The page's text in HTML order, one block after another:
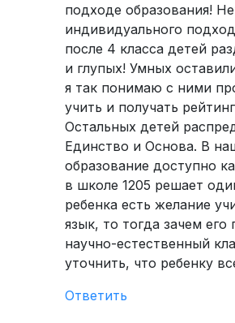
подходе образования!
индивидуального
после 4 класса детей
и глупых! Умных
я так понимаю с ними
учить и получать
Остальных детей
Единство и Основа. В
образование доступно
в школе 1205 решает
ребенка есть желание
язык, то тогда зачем его
научно-естественный
уточнить, что ребенку
Ответить